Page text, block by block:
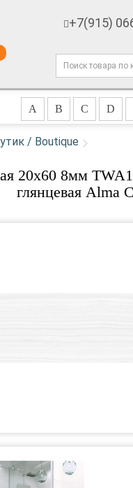
+7(915)
A B C D
/ Boutique
20x60 8мм
глянцевая Alma